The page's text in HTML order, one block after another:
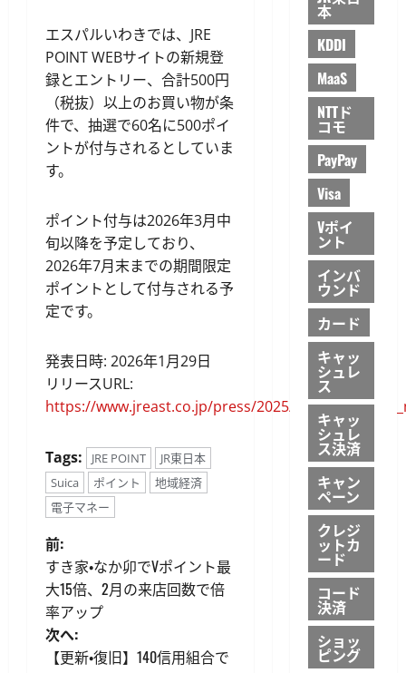
エスパルいわきでは、JRE
POINT WEBサイトの新規登
録とエントリー、合計500円
（税抜）以上のお買い物が条
件で、抽選で60名に500ポイ
ントが付与されるとしていま
す。
ポイント付与は2026年3月中
旬以降を予定しており、
2026年7月末までの期間限定
ポイントとして付与される予
定です。
発表日時: 2026年1月29日
リリースURL:
https://www.jreast.co.jp/press/2025/mito/
Tags: JRE POINT
JR東日本
Suica
ポイント
地域経済
電子マネー
投
稿
ナ
ビ
前:
すき家・なか卯でVポイント最
大15倍、2月の来店回数で倍
率アップ
次へ:
【更新・復旧】140信用組合で
本
KDDI
MaaS
NTTド
コモ
PayPay
Visa
Vポイ
ント
インバ
ウンド
カード
キャッ
シュレ
ス
キャッ
シュレ
ス決済
キャン
ペーン
クレジ
ットカ
ード
コード
決済
ショッ
ピング